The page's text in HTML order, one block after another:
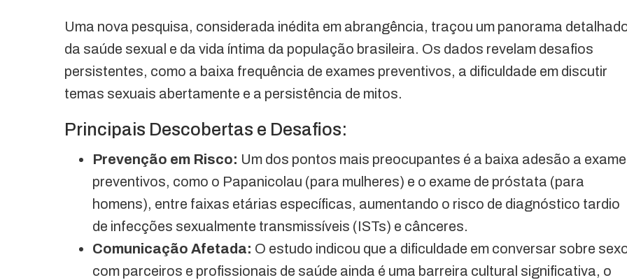
Uma nova pesquisa, considerada inédita em abrangência, traçou um panorama
da saúde sexual e da vida íntima da população brasileira. Os dados revelam desafios
persistentes, como a baixa frequência de exames preventivos, a dificuldade em discutir
temas sexuais abertamente e a persistência de mitos.
Principais Descobertas e Desafios:
Prevenção em Risco: Um dos pontos mais preocupantes é a baixa adesão a
preventivos, como o Papanicolau (para mulheres) e o exame de próstata (para
homens), entre faixas etárias específicas, aumentando o risco de diagnóstico tardio
de infecções sexualmente transmissíveis (ISTs) e cânceres.
Comunicação Afetada: O estudo indicou que a dificuldade em conversar sobre
com parceiros e profissionais de saúde ainda é uma barreira cultural significativa, o